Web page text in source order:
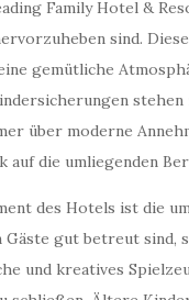
Family Hotel &
sind.
gemütliche
über moderne
auf die umliegenden
des Hotels ist die
Gäste gut betreut sind,
und kreatives